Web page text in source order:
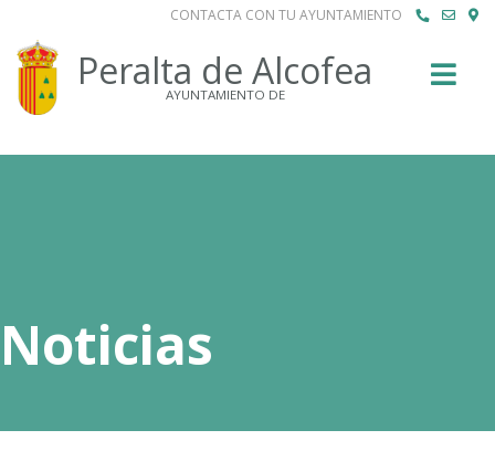
CONTACTA CON TU AYUNTAMIENTO
Peralta de Alcofea
AYUNTAMIENTO DE
Noticias